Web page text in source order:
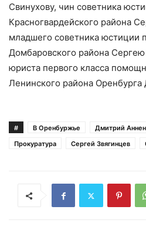
Свинухову, чин советника
Красногвардейского района
младшего советника юстиции
Домбаровского района
юриста первого класса
Ленинского района
# В Оренбуржье Дмитрий
Прокуратура
Сергей Звягинцев